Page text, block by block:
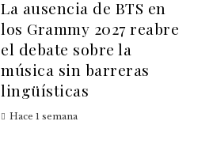
La ausencia de BTS en
los Grammy 2027 reabre
el debate sobre la
música sin barreras
lingüísticas
Hace 1 semana